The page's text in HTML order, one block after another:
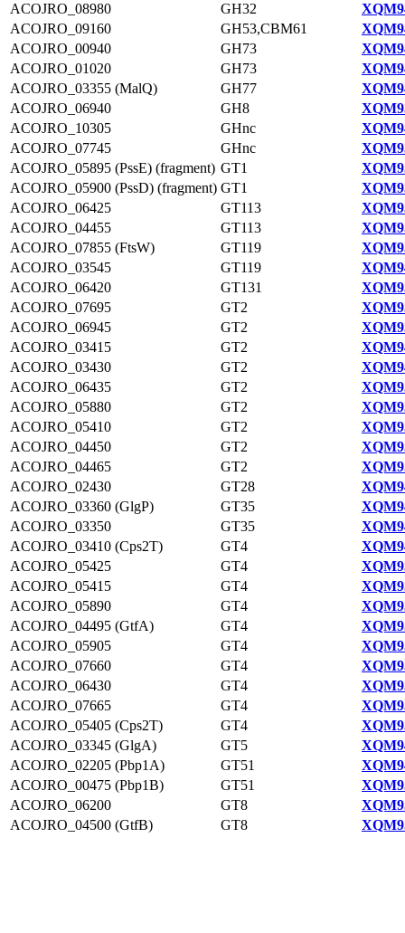
ACOJRO_08980
GH32
ACOJRO_09160
GH53,CBM61
ACOJRO_00940
GH73
ACOJRO_01020
GH73
ACOJRO_03355 (MalQ)
GH77
ACOJRO_06940
GH8
ACOJRO_10305
GHnc
ACOJRO_07745
GHnc
ACOJRO_05895 (PssE) (fragment) GT1
ACOJRO_05900 (PssD) (fragment) GT1
ACOJRO_06425
GT113
ACOJRO_04455
GT113
ACOJRO_07855 (FtsW)
GT119
ACOJRO_03545
GT119
ACOJRO_06420
GT131
ACOJRO_07695
GT2
ACOJRO_06945
GT2
ACOJRO_03415
GT2
ACOJRO_03430
GT2
ACOJRO_06435
GT2
ACOJRO_05880
GT2
ACOJRO_05410
GT2
ACOJRO_04450
GT2
ACOJRO_04465
GT2
ACOJRO_02430
GT28
ACOJRO_03360 (GlgP)
GT35
ACOJRO_03350
GT35
ACOJRO_03410 (Cps2T)
GT4
ACOJRO_05425
GT4
ACOJRO_05415
GT4
ACOJRO_05890
GT4
ACOJRO_04495 (GtfA)
GT4
ACOJRO_05905
GT4
ACOJRO_07660
GT4
ACOJRO_06430
GT4
ACOJRO_07665
GT4
ACOJRO_05405 (Cps2T)
GT4
ACOJRO_03345 (GlgA)
GT5
ACOJRO_02205 (Pbp1A)
GT51
ACOJRO_00475 (Pbp1B)
GT51
ACOJRO_06200
GT8
ACOJRO_04500 (GtfB)
GT8